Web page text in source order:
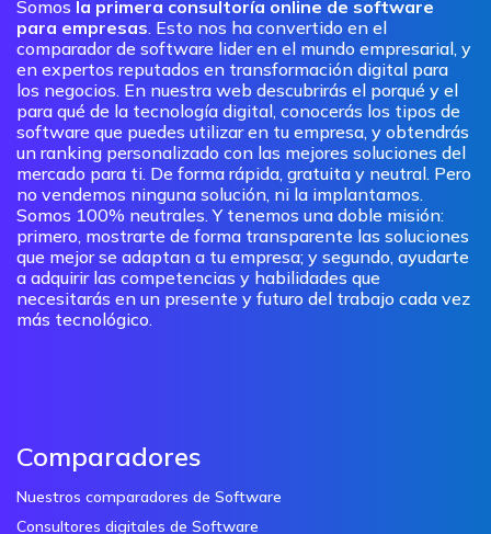
Somos la primera consultoría online de software
para empresas. Esto nos ha convertido en el
comparador de software lider en el mundo empresarial, y
en expertos reputados en transformación digital para
los negocios. En nuestra web descubrirás el porqué y el
para qué de la tecnología digital, conocerás los tipos de
software que puedes utilizar en tu empresa, y obtendrás
un ranking personalizado con las mejores soluciones del
mercado para ti. De forma rápida, gratuita y neutral. Pero
no vendemos ninguna solución, ni la implantamos.
Somos 100% neutrales. Y tenemos una doble misión:
primero, mostrarte de forma transparente las soluciones
que mejor se adaptan a tu empresa; y segundo, ayudarte
a adquirir las competencias y habilidades que
necesitarás en un presente y futuro del trabajo cada vez
más tecnológico.
Comparadores
Nuestros comparadores de Software
Consultores digitales de Software